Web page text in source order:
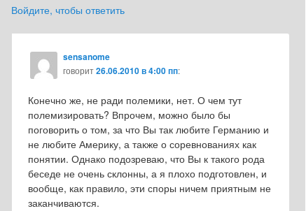
Войдите, чтобы ответить
sensanome
говорит26.06.2010 в 4:00 пп:
Конечно же, не ради полемики, нет. О чем тут
полемизировать? Впрочем, можно было бы
поговорить о том, за что Вы так любите Германию и
не любите Америку, а также о соревнованиях как
понятии. Однако подозреваю, что Вы к такого рода
беседе не очень склонны, а я плохо подготовлен, и
вообще, как правило, эти споры ничем приятным не
заканчиваются.